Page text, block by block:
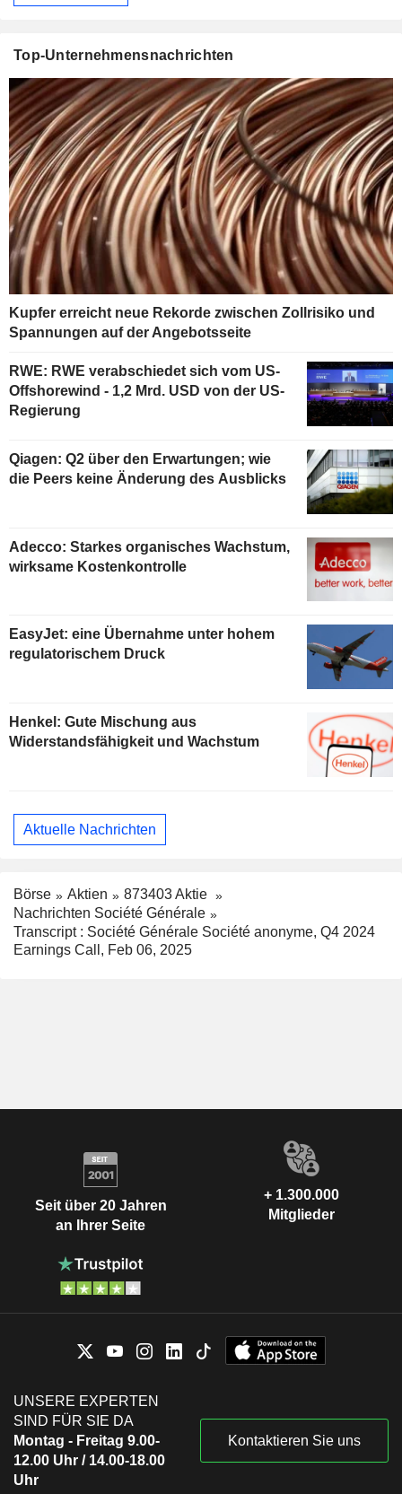
Top-Unternehmensnachrichten
Kupfer erreicht neue Rekorde zwischen Zollrisiko und
Spannungen auf der Angebotsseite
RWE: RWE verabschiedet sich vom US-
Offshorewind - 1,2 Mrd. USD von der US-
Regierung
Qiagen: Q2 über den Erwartungen; wie
die Peers keine Änderung des Ausblicks
Adecco: Starkes organisches Wachstum,
wirksame Kostenkontrolle
EasyJet: eine Übernahme unter hohem
regulatorischem Druck
Henkel: Gute Mischung aus
Widerstandsfähigkeit und Wachstum
Aktuelle Nachrichten
Börse Aktien
873403 Aktie
Nachrichten Société Générale
Transcript : Société Générale Société anonyme, Q4 2024
Earnings Call, Feb 06, 2025
Seit über 20 Jahren
an Ihrer Seite
+ 1.300.000
Mitglieder
UNSERE EXPERTEN
SIND FÜR SIE DA
Montag - Freitag 9.00-
12.00 Uhr / 14.00-18.00
Uhr
Kontaktieren Sie uns